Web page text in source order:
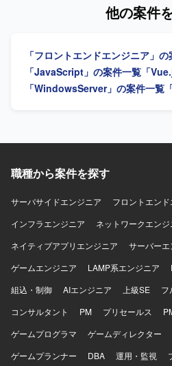
ら新しい技術スタックでも素早
ていきたい方にマッチします。 【ポジションの魅力】 AIを
前提とした新規プロダクトを立ち
る環境で、AI駆動開発を組織の中
くフェーズに参画いただけます
体へのインパクトを発揮できるポジショ
境】 ・フロントエンド：Vue3 /
AIコーディング支援ツール（
等） ・開発プロセス：アジャイル
つつ、チームメンバーと連携し
改善に取り組んでいただける方を
内外とのコミュニケーションを大
開発を進められる方が望ましいです。 【ポジシ
力】 フロントエンド領域におい
HTML、CSS3、TypeScript、
トエンド環境で、ReactやVueな
ロセッサーなどを組み合わせた
おります。
他の案件
「フロントエンドエンジニア」
「JavaScript」の案件一覧 「
「WindowsServer」の案件一覧
職種から案件を探す
サーバサイドエンジニア
フロントエン
インフラエンジニア
ネットワークエンジ
ネイティブアプリエンジニア
サーバー
ゲームエンジニア
LAMP系エンジニア
組込・制御
AIエンジニア 上級SE
フ
コンサルタント
PM プリセールス
ゲームプログラマ
ゲームディレクター
ゲームプランナー
DBA 運用・監視